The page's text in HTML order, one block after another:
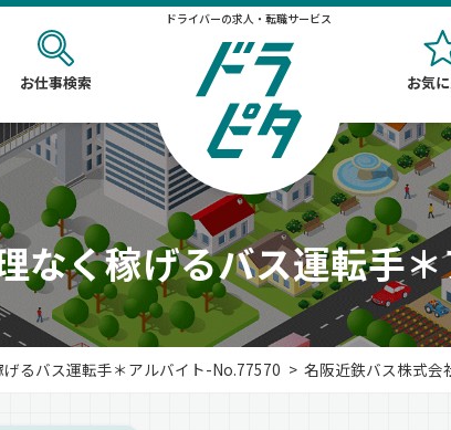
ドライバーの求人・転職サービス
お仕事検索 お気
なく稼げるバス運転手
るバス運転手＊アルバイト-No.77570 名阪近鉄バス株式会